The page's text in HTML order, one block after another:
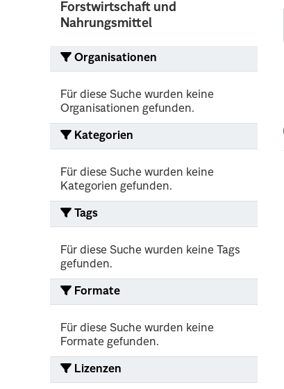
Forstwirtschaft und
Nahrungsmittel
Organisationen
Für diese Suche wurden keine
Organisationen gefunden.
Kategorien
Für diese Suche wurden keine
Kategorien gefunden.
Tags
Für diese Suche wurden keine Tags
gefunden.
Formate
Für diese Suche wurden keine
Formate gefunden.
Lizenzen